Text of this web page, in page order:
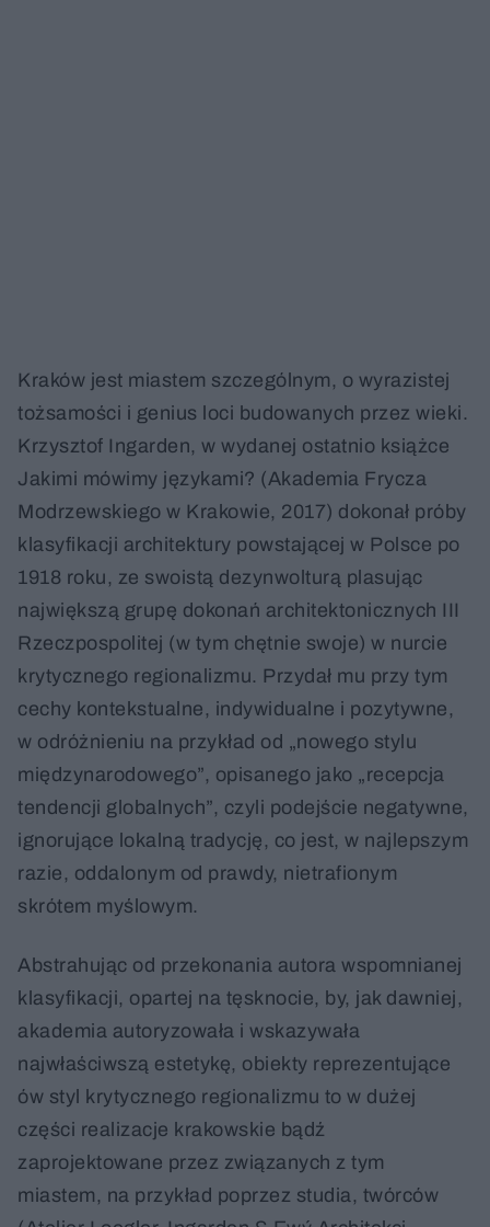
Kraków jest miastem szczególnym, o wyrazistej
tożsamości i genius loci budowanych przez wieki.
Krzysztof Ingarden, w wydanej ostatnio książce
Jakimi mówimy językami? (Akademia Frycza
Modrzewskiego w Krakowie, 2017) dokonał próby
klasyfikacji architektury powstającej w Polsce po
1918 roku, ze swoistą dezynwolturą plasując
największą grupę dokonań architektonicznych III
Rzeczpospolitej (w tym chętnie swoje) w nurcie
krytycznego regionalizmu. Przydał mu przy tym
cechy kontekstualne, indywidualne i pozytywne,
w odróżnieniu na przykład od „nowego stylu
międzynarodowego”, opisanego jako „recepcja
tendencji globalnych”, czyli podejście negatywne,
ignorujące lokalną tradycję, co jest, w najlepszym
razie, oddalonym od prawdy, nietrafionym
skrótem myślowym.
Abstrahując od przekonania autora wspomnianej
klasyfikacji, opartej na tęsknocie, by, jak dawniej,
akademia autoryzowała i wskazywała
najwłaściwszą estetykę, obiekty reprezentujące
ów styl krytycznego regionalizmu to w dużej
części realizacje krakowskie bądź
zaprojektowane przez związanych z tym
miastem, na przykład poprzez studia, twórców